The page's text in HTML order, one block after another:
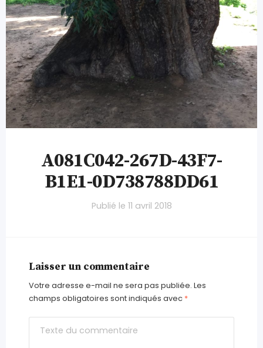
A081C042-267D-43F7-
B1E1-0D738788DD61
Publié le 11 avril 2018
Laisser un commentaire
Votre adresse e-mail ne sera pas publiée. Les
champs obligatoires sont indiqués avec *